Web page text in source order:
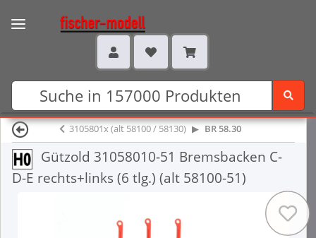
3105801x (alt 58100 / 58130) BR 58.30
Gützold 31058010-51 Bremsbacken C-
D-E rechts+links (6 tlg.) (alt 58100-51)